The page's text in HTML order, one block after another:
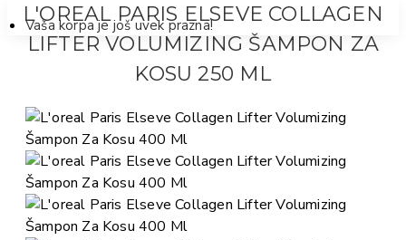
Vaša korpa je još uvek prazna!
L'OREAL PARIS ELSEVE COLLAGEN
LIFTER VOLUMIZING ŠAMPON ZA
KOSU 250 ML